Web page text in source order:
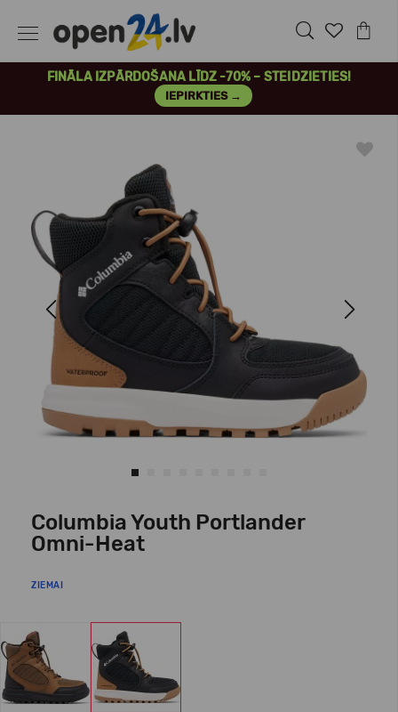
FINĀLA IZPĀRDOŠANA LĪDZ -70% – STEIDZIETIES!
IEPIRKTIES →
Previous Next
Columbia Youth Portlander
Omni-Heat
ZIEMAI